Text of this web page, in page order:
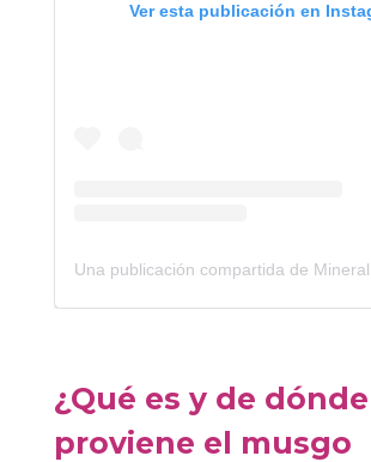
Ver esta publicación en
¿Qué es y de dónde
proviene el musgo